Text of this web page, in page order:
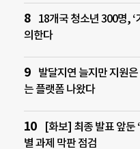
18개국 청소년 300명, ‘
의한다
발달지연 늘지만 지원
는 플랫폼 나왔다
[화보] 최종 발표 앞둔
별 과제 막판 점검